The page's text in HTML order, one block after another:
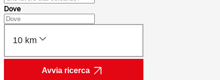
Dove
10 km
Avvia ricerca